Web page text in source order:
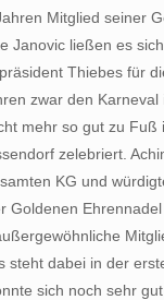
Mitglied seiner
Janovic ließen es
Thiebes für
zwar den Karneval
mehr so gut zu
zelebriert.
KG und
Goldenen
steht dabei in der
sich noch sehr